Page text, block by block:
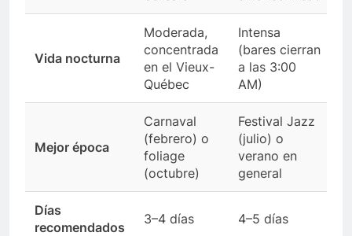
Vida nocturna
Moderada,
concentrada
en el Vieux-
Québec
Intensa
(bares cierran
a las 3:00
AM)
Mejor época
Carnaval
(febrero) o
foliage
(octubre)
Festival Jazz
(julio) o
verano en
general
Días
recomendados
3–4 días 4–5 días